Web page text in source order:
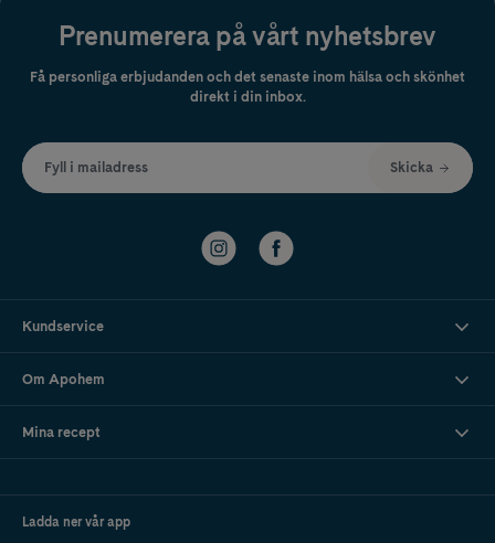
Prenumerera på vårt nyhetsbrev
Få personliga erbjudanden och det senaste inom hälsa och skönhet
direkt i din inbox.
Fyll i mailadress Skicka
Kundservice
Om Apohem
Mina recept
Ladda ner vår app